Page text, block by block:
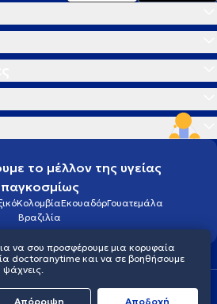
το μέλλον της υγείας
παγκοσμίως
ΚολομβίαΕκουαδόρΓουατεμάλα
Βραζιλία
προστασίας προσωπικού απορρήτου
doctoranytime
να σου προσφέρουμε μια κορυφαία
doctoranytime και να σε βοηθήσουμε
ψάχνεις.
Απόρριψη Aποδοχή